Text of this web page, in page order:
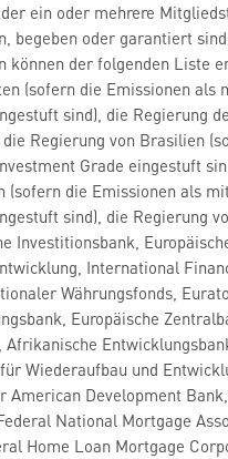
ein oder mehrere
begeben oder garantiert
können der folgenden Liste
(sofern die Emissionen als
sind), die Regierung
Regierung von Brasilien
Grade eingestuft
(sofern die Emissionen als
sind), die Regierung
Investitionsbank,
International
Währungsfonds,
Europäische
Afrikanische
Wiederaufbau und
American Development Bank,
National Mortgage
Home Loan Mortgage